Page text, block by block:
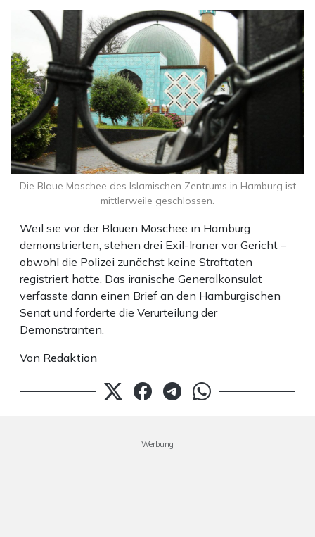
Weil sie vor der Blauen Moschee in Hamburg
demonstrierten, stehen drei Exil-Iraner vor Gericht –
obwohl die Polizei zunächst keine Straftaten
registriert hatte. Das iranische Generalkonsulat
verfasste dann einen Brief an den Hamburgischen
Senat und forderte die Verurteilung der
Demonstranten.
Von Redaktion
Die Blaue Moschee des Islamischen Zentrums in Hamburg ist
mittlerweile geschlossen.
Werbung